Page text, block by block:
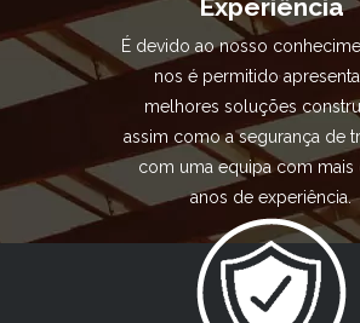
Experiência
É devido ao nosso
nos é permitido
melhores soluções
assim como a segurança de
com uma equipa com mais
anos de experiência.